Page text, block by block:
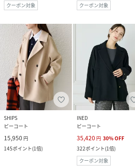
クーポン対象 クーポン対象
SHIPS
ピーコート
15,950 円
145ポイント(1倍)
INED
ピーコート
35,420 円 30%OFF
322ポイント(1倍)
クーポン対象